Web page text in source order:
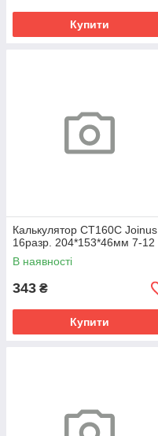
Купити
Калькулятор CT160C Joinus
16разр. 204*153*46мм 7-12
В наявності
343 ₴
Купити